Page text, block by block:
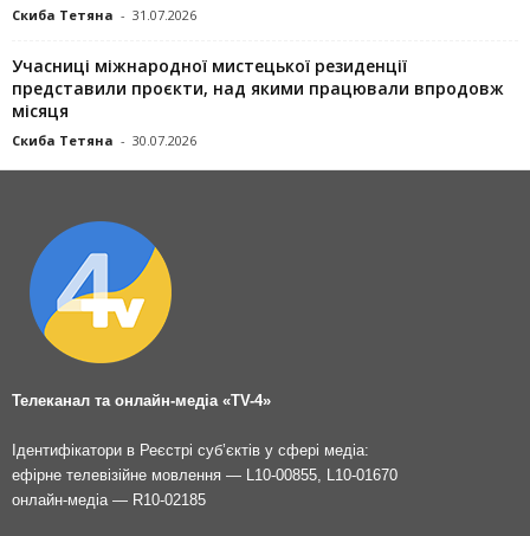
Скиба Тетяна - 31.07.2026
Учасниці міжнародної мистецької резиденції
представили проєкти, над якими працювали впродовж
місяця
Скиба Тетяна - 30.07.2026
Телеканал та онлайн-медіа «TV-4»
Ідентифікатори в Реєстрі суб’єктів у сфері медіа:
ефірне телевізійне мовлення — L10-00855, L10-01670
онлайн-медіа — R10-02185